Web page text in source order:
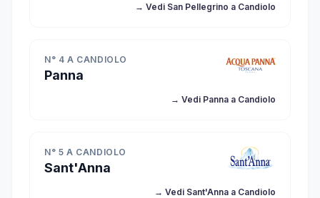
→ Vedi San Pellegrino a Candiolo
N° 4 A CANDIOLO
Panna
→ Vedi Panna a Candiolo
N° 5 A CANDIOLO
Sant'Anna
→ Vedi Sant'Anna a Candiolo